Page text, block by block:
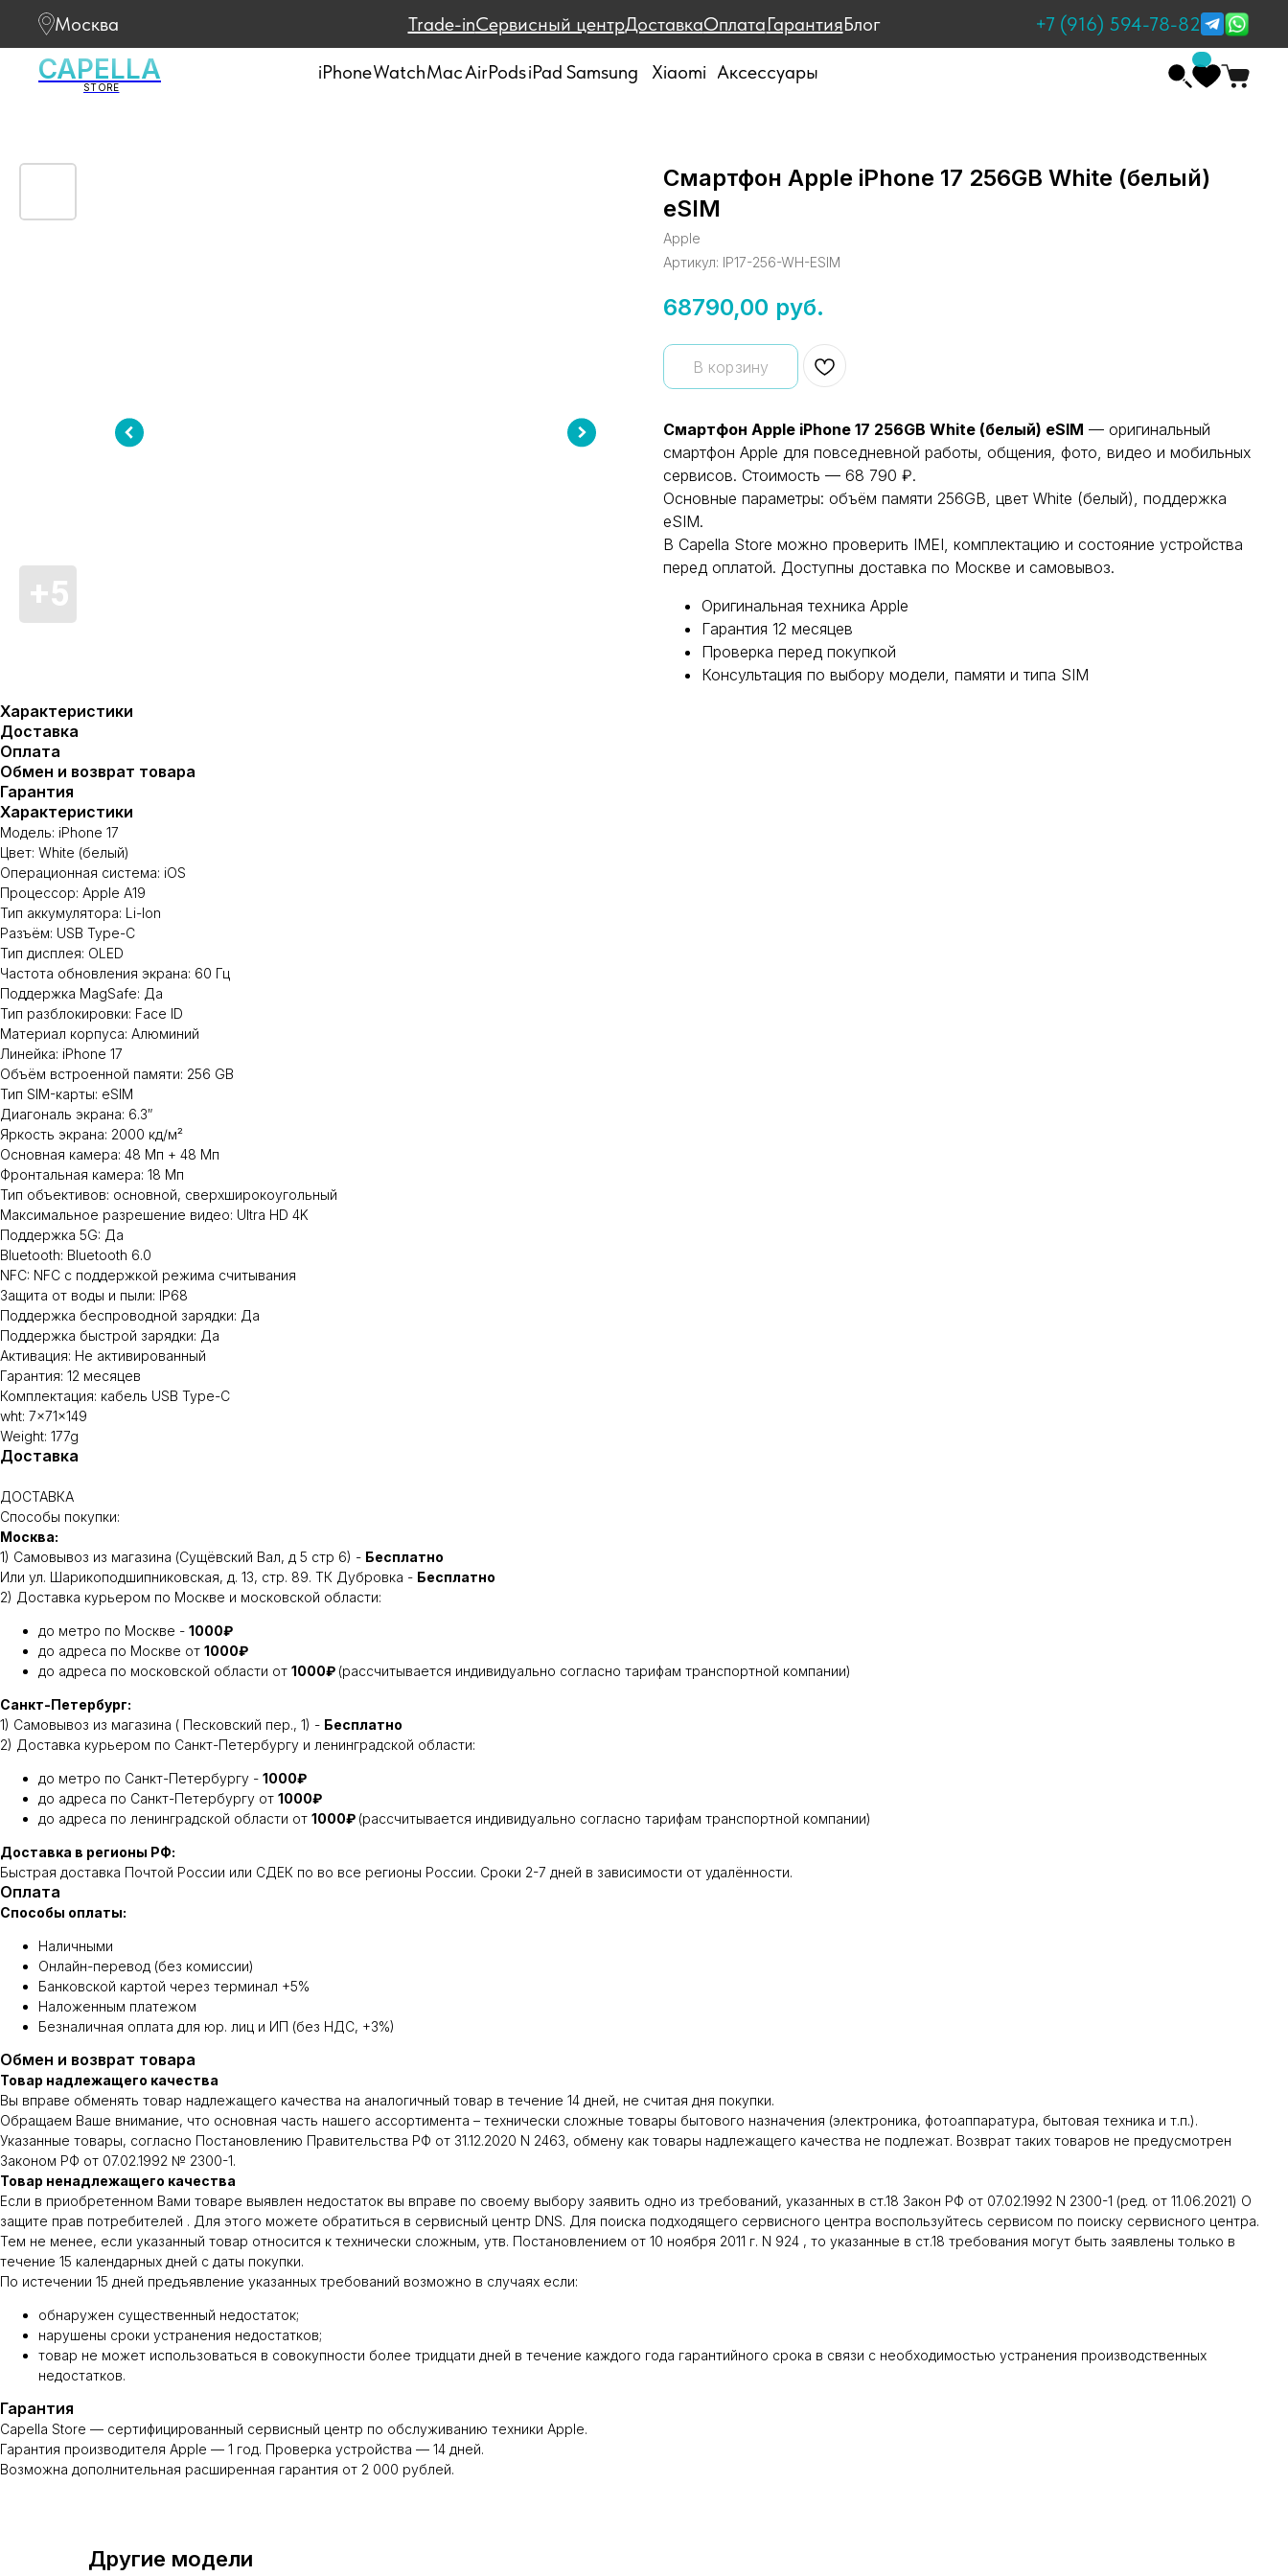
Москва Trade-inСервисный центрДоставкаОплатаГарантияБлог +7 (916) 594-78-82
CAPELLA
STORE
iPhoneWatchMacAirPodsiPad Samsung Xiaomi Аксессуары
Смартфон Apple iPhone 17 256GB White (белый)
eSIM
Apple
Артикул: IP17-256-WH-ESIM
68790,00 руб.
В корзину
Смартфон Apple iPhone 17 256GB White (белый) eSIM — оригинальный
смартфон Apple для повседневной работы, общения, фото, видео и мобильных
сервисов. Стоимость — 68 790 ₽.
Основные параметры: объём памяти 256GB, цвет White (белый), поддержка
eSIM.
В Capella Store можно проверить IMEI, комплектацию и состояние устройства
перед оплатой. Доступны доставка по Москве и самовывоз.
Оригинальная техника Apple
Гарантия 12 месяцев
Проверка перед покупкой
Консультация по выбору модели, памяти и типа SIM
Характеристики
Доставка
Оплата
Обмен и возврат товара
Гарантия
Характеристики
Модель: iPhone 17
Цвет: White (белый)
Операционная система: iOS
Процессор: Apple A19
Тип аккумулятора: Li-Ion
Разъём: USB Type-C
Тип дисплея: OLED
Частота обновления экрана: 60 Гц
Поддержка MagSafe: Да
Тип разблокировки: Face ID
Материал корпуса: Алюминий
Линейка: iPhone 17
Объём встроенной памяти: 256 GB
Тип SIM-карты: eSIM
Диагональ экрана: 6.3″
Яркость экрана: 2000 кд/м²
Основная камера: 48 Мп + 48 Мп
Фронтальная камера: 18 Мп
Тип объективов: основной, сверхширокоугольный
Максимальное разрешение видео: Ultra HD 4K
Поддержка 5G: Да
Bluetooth: Bluetooth 6.0
NFC: NFC с поддержкой режима считывания
Защита от воды и пыли: IP68
Поддержка беспроводной зарядки: Да
Поддержка быстрой зарядки: Да
Активация: Не активированный
Гарантия: 12 месяцев
Комплектация: кабель USB Type-C
wht: 7x71x149
Weight: 177g
Доставка
ДОСТАВКА
Способы покупки:
Москва:
1) Самовывоз из магазина (Сущёвский Вал, д 5 стр 6) - Бесплатно
Или ул. Шарикоподшипниковская, д. 13, стр. 89. ТК Дубровка - Бесплатно
2) Доставка курьером по Москве и московской области:
до метро по Москве - 1000₽
до адреса по Москве от 1000₽
до адреса по московской области от 1000₽ (рассчитывается индивидуально согласно тарифам транспортной компании)
Санкт-Петербург:
1) Самовывоз из магазина ( Песковский пер., 1) - Бесплатно
2) Доставка курьером по Санкт-Петербургу и ленинградской области:
до метро по Санкт-Петербургу - 1000₽
до адреса по Санкт-Петербургу от 1000₽
до адреса по ленинградской области от 1000₽ (рассчитывается индивидуально согласно тарифам транспортной компании)
Доставка в регионы РФ:
Быстрая доставка Почтой России или СДЕК по во все регионы России. Сроки 2-7 дней в зависимости от удалённости.
Оплата
Способы оплаты:
Наличными
Онлайн-перевод (без комиссии)
Банковской картой через терминал +5%
Наложенным платежом
Безналичная оплата для юр. лиц и ИП (без НДС, +3%)
Обмен и возврат товара
Товар надлежащего качества
Вы вправе обменять товар надлежащего качества на аналогичный товар в течение 14 дней, не считая дня покупки.
Обращаем Ваше внимание, что основная часть нашего ассортимента – технически сложные товары бытового назначения (электроника, фотоаппаратура, бытовая техника и т.п.).
Указанные товары, согласно Постановлению Правительства РФ от 31.12.2020 N 2463, обмену как товары надлежащего качества не подлежат. Возврат таких товаров не предусмотрен
Законом РФ от 07.02.1992 № 2300-1.
Товар ненадлежащего качества
Если в приобретенном Вами товаре выявлен недостаток вы вправе по своему выбору заявить одно из требований, указанных в ст.18 Закон РФ от 07.02.1992 N 2300-1 (ред. от 11.06.2021) О
защите прав потребителей . Для этого можете обратиться в сервисный центр DNS. Для поиска подходящего сервисного центра воспользуйтесь сервисом по поиску сервисного центра.
Тем не менее, если указанный товар относится к технически сложным, утв. Постановлением от 10 ноября 2011 г. N 924 , то указанные в ст.18 требования могут быть заявлены только в
течение 15 календарных дней с даты покупки.
По истечении 15 дней предъявление указанных требований возможно в случаях если:
обнаружен существенный недостаток;
нарушены сроки устранения недостатков;
товар не может использоваться в совокупности более тридцати дней в течение каждого года гарантийного срока в связи с необходимостью устранения производственных
недостатков.
Гарантия
Capella Store — сертифицированный сервисный центр по обслуживанию техники Apple.
Гарантия производителя Apple — 1 год. Проверка устройства — 14 дней.
Возможна дополнительная расширенная гарантия от 2 000 рублей.
Другие модели